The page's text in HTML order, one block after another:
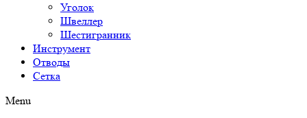
Уголок
Швеллер
Шестигранник
Инструмент
Отводы
Сетка
Menu